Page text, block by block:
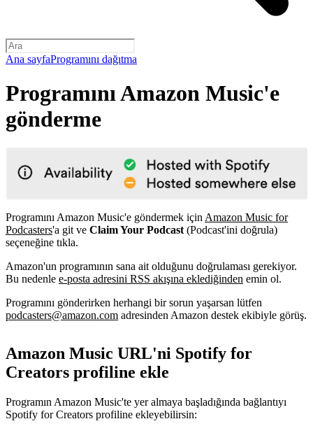
Ana sayfaProgramını dağıtma
Programını Amazon Music'e
gönderme
Programını Amazon Music'e göndermek için Amazon Music for
Podcasters'a git ve Claim Your Podcast (Podcast'ini doğrula)
seçeneğine tıkla.
Amazon'un programının sana ait olduğunu doğrulaması gerekiyor.
Bu nedenle e-posta adresini RSS akışına eklediğinden emin ol.
Programını gönderirken herhangi bir sorun yaşarsan lütfen
podcasters@amazon.com adresinden Amazon destek ekibiyle görüş.
Amazon Music URL'ni Spotify for
Creators profiline ekle
Programın Amazon Music'te yer almaya başladığında bağlantıyı
Spotify for Creators profiline ekleyebilirsin: